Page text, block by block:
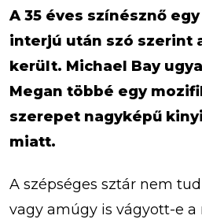
A 35 éves színésznő
interjú után szó szerint
került. Michael Bay
Megan többé egy
szerepet nagyképű
miatt.
A szépséges sztár nem
vagy amúgy is vágyott-e a